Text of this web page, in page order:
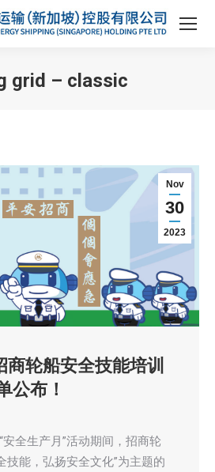
grid – classic
Nov
30
2023
商轮船安全技能培训
公布！
全生产月”活动期间，招商轮
技能，弘扬安全文化”为主题的